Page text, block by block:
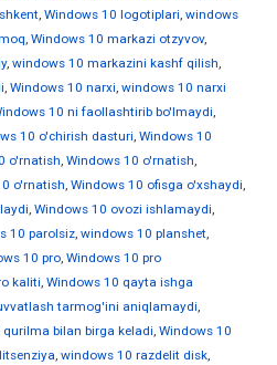
, Windows 10 logotiplari, windows
, Windows 10 markazi otzyvov,
, windows 10 markazini kashf qilish,
, Windows 10 narxi, windows 10 narxi
10 ni faollashtirib bo'lmaydi,
10 o'chirish dasturi, Windows 10
o'rnatish, Windows 10 o'rnatish,
o'rnatish, Windows 10 ofisga o'xshaydi,
, Windows 10 ovozi ishlamaydi,
10 parolsiz, windows 10 planshet,
10 pro, Windows 10 pro
kaliti, Windows 10 qayta ishga
tarmog'ini aniqlamaydi,
qurilma bilan birga keladi, Windows 10
, windows 10 razdelit disk,